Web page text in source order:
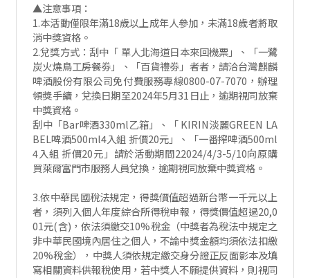
▲注意事項：
1.本活動僅限年滿18歲以上成年人參加，未滿18歲者將取
消中獎資格。
2.兌獎方式：刮中「 單人北海道日本來回機票」、「一鷺
炭火燒鳥工房餐劵」、「百貨禮劵」者者，請洽台灣麒麟
啤酒股份有限公司免付費服務專線0800-07-7070，辦理
領獎手續，兌換日期至2024年5月31日止，逾期視同放棄
中獎資格。
刮中「Bar啤酒330ml乙箱」、「 KIRIN淡麗GREEN LA
BEL啤酒500ml4入組 折價20元」、「一番搾啤酒500ml
4入組 折價20元」請於活動期間22024/4/3-5/10向原購
買萊爾富門市服務人員兌換，逾期視同放棄中獎資格。
3.依中華民國稅法規定，得獎價值超過新台幣一千元以上
者，須列入個人年度綜合所得稅申報，得獎價值超過20,0
01元(含)，依法須繳交10%稅金（中獎者為稅法中規定之
非中華民國境內居住之個人，不論中獎金額均須依法扣繳
20%稅金），中獎人須依規定繳交身分證正反面影本及填
寫相關資料供報稅使用，若中獎人不願提供資料，則視同